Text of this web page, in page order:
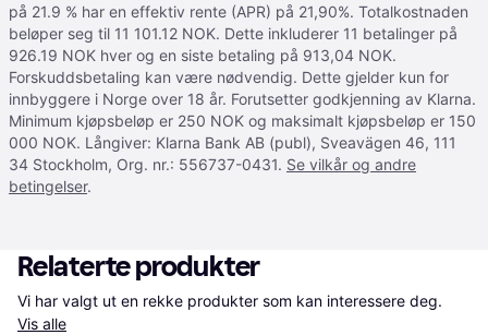
på 21.9 % har en effektiv rente (APR) på 21,90%. Totalkostnaden
beløper seg til 11 101.12 NOK. Dette inkluderer 11 betalinger på
926.19 NOK hver og en siste betaling på 913,04 NOK.
Forskuddsbetaling kan være nødvendig. Dette gjelder kun for
innbyggere i Norge over 18 år. Forutsetter godkjenning av Klarna.
Minimum kjøpsbeløp er 250 NOK og maksimalt kjøpsbeløp er 150
000 NOK. Långiver: Klarna Bank AB (publ), Sveavägen 46, 111
34 Stockholm, Org. nr.: 556737-0431. Se vilkår og andre
betingelser.
Relaterte produkter
Vis alle